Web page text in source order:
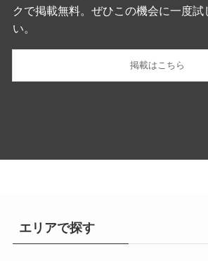
クで掲載無料。ぜひこの機会に一度試
い。
掲載はこちら
エリアで探す